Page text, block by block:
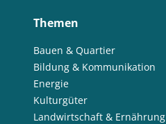
Themen
Bauen & Quartier
Bildung & Kommunikation
Energie
Kulturgüter
Landwirtschaft & Ernährung